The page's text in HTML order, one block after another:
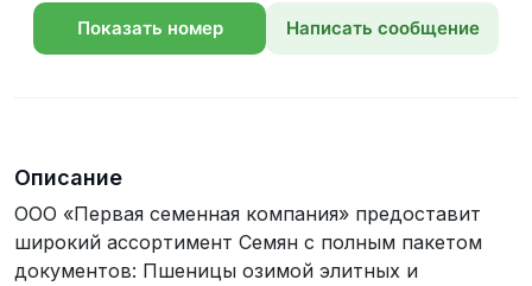
Показать номер Написать сообщение
Описание
ООО «Первая семенная компания» предоставит
широкий ассортимент Семян с полным пакетом
документов: Пшеницы озимой элитных и